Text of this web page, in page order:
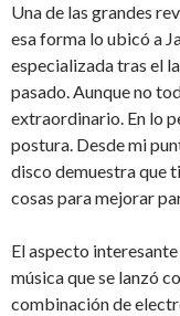
Una de las grandes
esa forma lo ubicó a
especializada tras el
pasado. Aunque no
extraordinario. En lo
postura. Desde mi
disco demuestra que
cosas para mejorar
El aspecto
música que se lanzó
combinación de